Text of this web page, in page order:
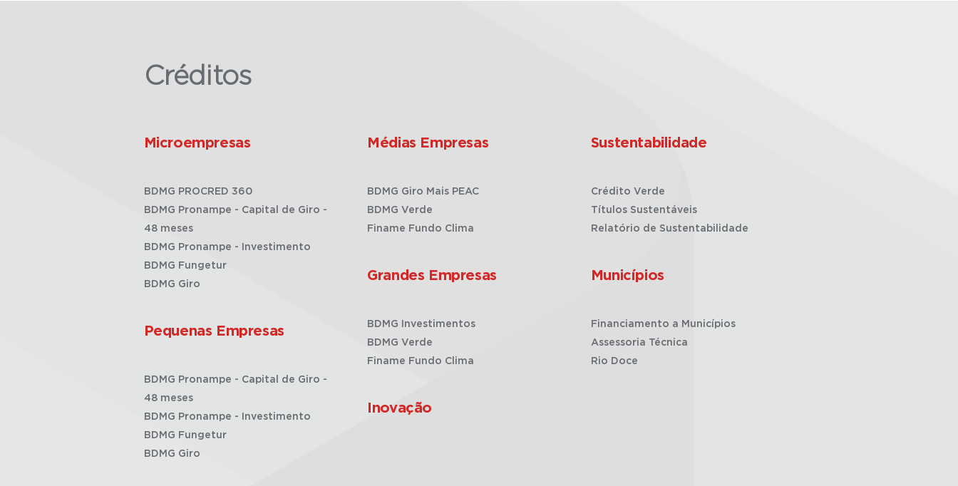
Créditos
Microempresas
BDMG PROCRED 360
BDMG Pronampe - Capital de Giro -
48 meses
BDMG Pronampe - Investimento
BDMG Fungetur
BDMG Giro
Pequenas Empresas
BDMG Pronampe - Capital de Giro -
48 meses
BDMG Pronampe - Investimento
BDMG Fungetur
BDMG Giro
Médias Empresas
BDMG Giro Mais PEAC
BDMG Verde
Finame Fundo Clima
Grandes Empresas
BDMG Investimentos
BDMG Verde
Finame Fundo Clima
Inovação
Sustentabilidade
Crédito Verde
Títulos Sustentáveis
Relatório de Sustentabilidade
Municípios
Financiamento a Municípios
Assessoria Técnica
Rio Doce